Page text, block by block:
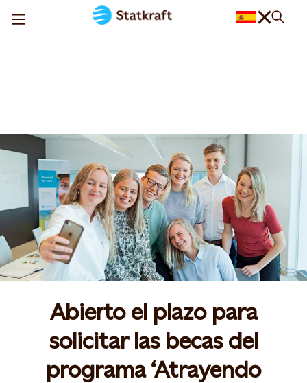
Abierto el plazo para
solicitar las becas del
programa ‘Atrayendo